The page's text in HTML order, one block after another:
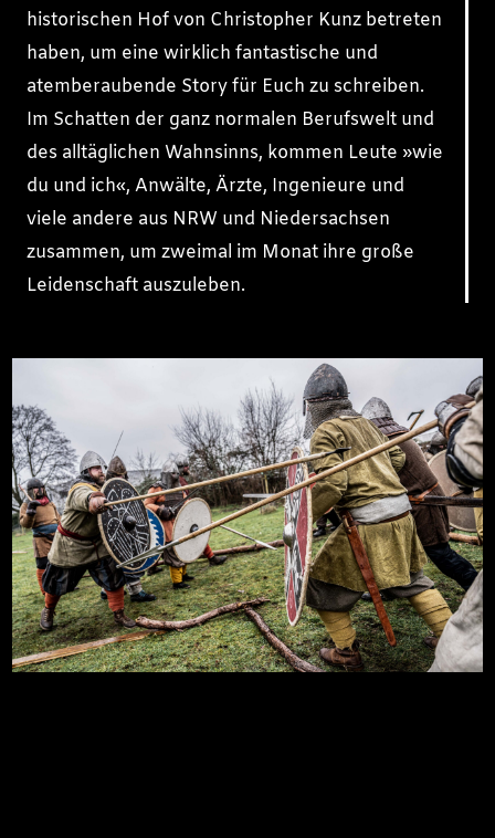
historischen Hof von Christopher Kunz betreten
haben, um eine wirklich fantastische und
atemberaubende Story für Euch zu schreiben.
Im Schatten der ganz normalen Berufswelt und
des alltäglichen Wahnsinns, kommen Leute »wie
du und ich«, Anwälte, Ärzte, Ingenieure und
viele andere aus NRW und Niedersachsen
zusammen, um zweimal im Monat ihre große
Leidenschaft auszuleben.